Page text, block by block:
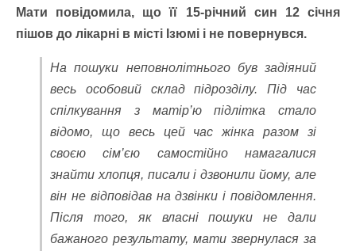
Мати повідомила, що її 15-річний син 12 січня
пішов до лікарні в місті Ізюмі і не повернувся.
На пошуки неповнолітнього був задіяний
весь особовий склад підрозділу. Під час
спілкування з матір’ю підлітка стало
відомо, що весь цей час жінка разом зі
своєю сім’єю самостійно намагалися
знайти хлопця, писали і дзвонили йому, але
він не відповідав на дзвінки і повідомлення.
Після того, як власні пошуки не дали
бажаного результату, мати звернулася за